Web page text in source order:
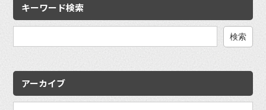
キーワード検索
アーカイブ